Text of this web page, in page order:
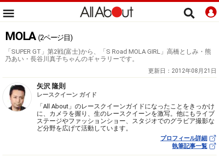
MOLA (2ページ目)
「SUPER GT」第2戦(富士)から、「S Road MOLA GIRL」高橋としみ・熊
乃あい・長谷川真子ちゃんのギャラリーです。
更新日： 2012年08月21日
矢沢 隆則
レースクイーン ガイド
「All About」のレースクイーンガイドになったことをきっかけ
に、カメラを握り、生のレースクイーンを激写。他にもライブ
ステージやファッションショー、スタジオでのグラビア撮影な
ど分野を広げて活動しています。
プロフィール詳細
執筆記事一覧